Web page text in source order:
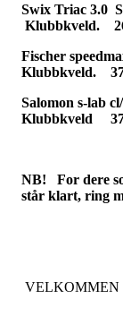
Swix
Klubbkveld.
Fischer
Salomon s-
Klubbkveld
NB! For dere
står klart, ring